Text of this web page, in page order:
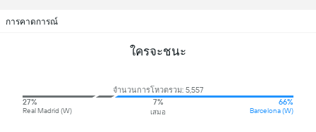
การคาดการณ์
ใครจะชนะ
จำนวนการโหวตรวม: 5,557
27%
Real Madrid (W)
7%
เสมอ
66%
Barcelona (W)